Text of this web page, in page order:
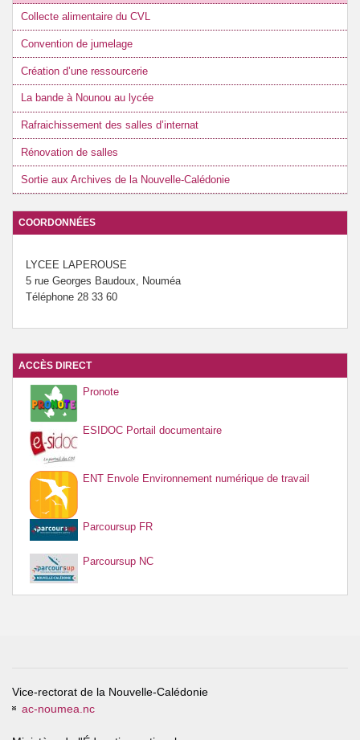
Collecte alimentaire du CVL
Convention de jumelage
Création d’une ressourcerie
La bande à Nounou au lycée
Rafraichissement des salles d’internat
Rénovation de salles
Sortie aux Archives de la Nouvelle-Calédonie
COORDONNÉES
LYCEE LAPEROUSE
5 rue Georges Baudoux, Nouméa
Téléphone 28 33 60
ACCÈS DIRECT
Pronote
ESIDOC Portail documentaire
ENT Envole Environnement numérique de travail
Parcoursup FR
Parcoursup NC
Vice-rectorat de la Nouvelle-Calédonie
ac-noumea.nc